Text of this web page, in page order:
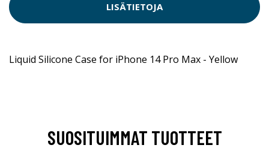
LISÄTIETOJA
Liquid Silicone Case for iPhone 14 Pro Max - Yellow
SUOSITUIMMAT TUOTTEET